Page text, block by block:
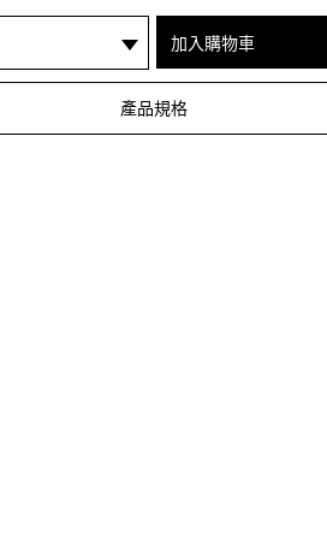
加入購物車
產品規格